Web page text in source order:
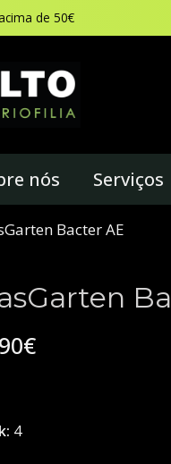
de 50€
nós Serviços
Bacter AE
4